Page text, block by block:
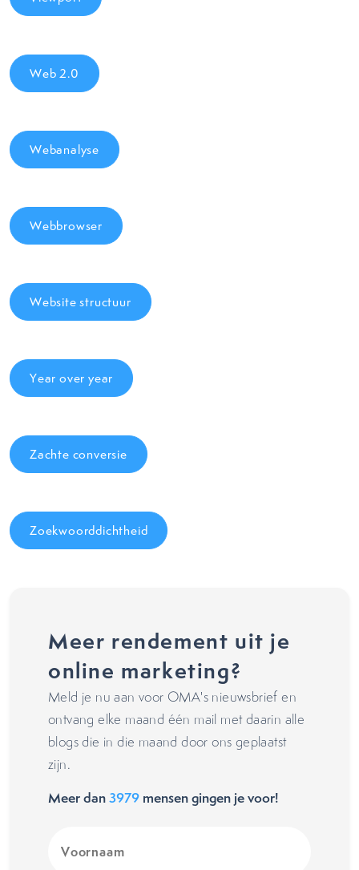
Web 2.0
Webanalyse
Webbrowser
Website structuur
Year over year
Zachte conversie
Zoekwoorddichtheid
Meer rendement uit je
online marketing?
Meld je nu aan voor OMA's nieuwsbrief en
ontvang elke maand één mail met daarin alle
blogs die in die maand door ons geplaatst
zijn.
Meer dan3979 mensen gingen je voor!
(Vereist)